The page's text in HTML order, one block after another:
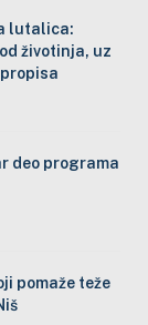
lutalica:
životinja, uz
deo programa
pomaže teže